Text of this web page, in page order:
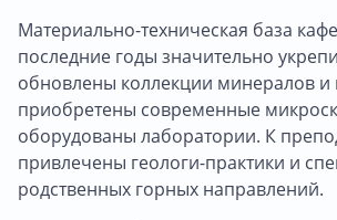
Материально-техническая база
последние годы значительно
обновлены коллекции минералов и
приобретены современные
оборудованы лаборатории. К
привлечены геологи-практики и
родственных горных направлений.